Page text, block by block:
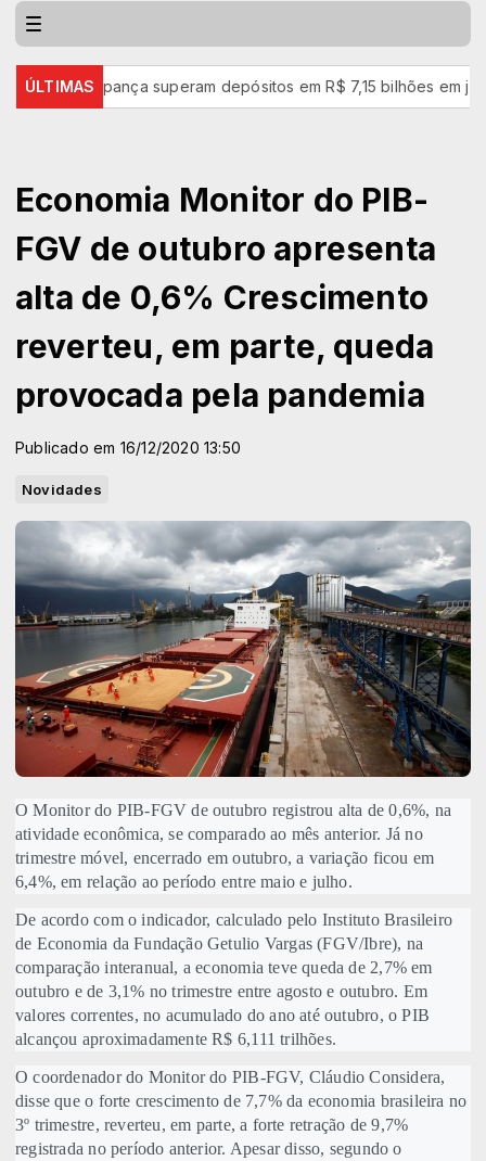
ÚLTIMAS
superam depósitos em R$ 7,15 bilhões em julho Pix
Economia Monitor do PIB-
FGV de outubro apresenta
alta de 0,6% Crescimento
reverteu, em parte, queda
provocada pela pandemia
Publicado em 16/12/2020 13:50
Novidades
O Monitor do PIB-FGV de outubro registrou alta de 0,6%, na
atividade econômica, se comparado ao mês anterior. Já no
trimestre móvel, encerrado em outubro, a variação ficou em
6,4%, em relação ao período entre maio e julho.
De acordo com o indicador, calculado pelo Instituto Brasileiro
de Economia da Fundação Getulio Vargas (FGV/Ibre), na
comparação interanual, a economia teve queda de 2,7% em
outubro e de 3,1% no trimestre entre agosto e outubro. Em
valores correntes, no acumulado do ano até outubro, o PIB
alcançou aproximadamente R$ 6,111 trilhões.
O coordenador do Monitor do PIB-FGV, Cláudio Considera,
disse que o forte crescimento de 7,7% da economia brasileira no
3º trimestre, reverteu, em parte, a forte retração de 9,7%
registrada no período anterior. Apesar disso, segundo o